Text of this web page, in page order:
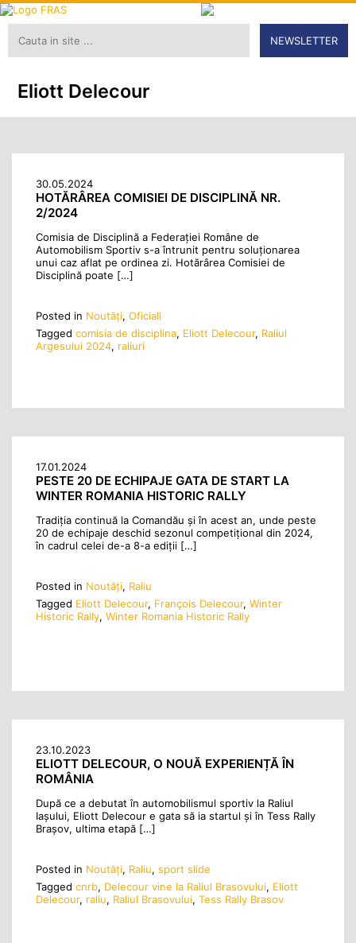
NEWSLETTER
Eliott Delecour
30.05.2024
HOTĂRÂREA COMISIEI DE DISCIPLINĂ NR.
2/2024
Comisia de Disciplină a Federaţiei Române de
Automobilism Sportiv s-a întrunit pentru soluţionarea
unui caz aflat pe ordinea zi. Hotărârea Comisiei de
Disciplină poate […]
Posted in Noutăţi, Oficiali
Tagged comisia de disciplina, Eliott Delecour, Raliul
Argesului 2024, raliuri
17.01.2024
PESTE 20 DE ECHIPAJE GATA DE START LA
WINTER ROMANIA HISTORIC RALLY
Tradiția continuă la Comandău și în acest an, unde peste
20 de echipaje deschid sezonul competițional din 2024,
în cadrul celei de-a 8-a ediții […]
Posted in Noutăţi, Raliu
Tagged Eliott Delecour, François Delecour, Winter
Historic Rally, Winter Romania Historic Rally
23.10.2023
ELIOTT DELECOUR, O NOUĂ EXPERIENȚĂ ÎN
ROMÂNIA
După ce a debutat în automobilismul sportiv la Raliul
Iașului, Eliott Delecour e gata să ia startul și în Tess Rally
Brașov, ultima etapă […]
Posted in Noutăţi, Raliu, sport slide
Tagged cnrb, Delecour vine la Raliul Brasovului, Eliott
Delecour, raliu, Raliul Brasovului, Tess Rally Brasov